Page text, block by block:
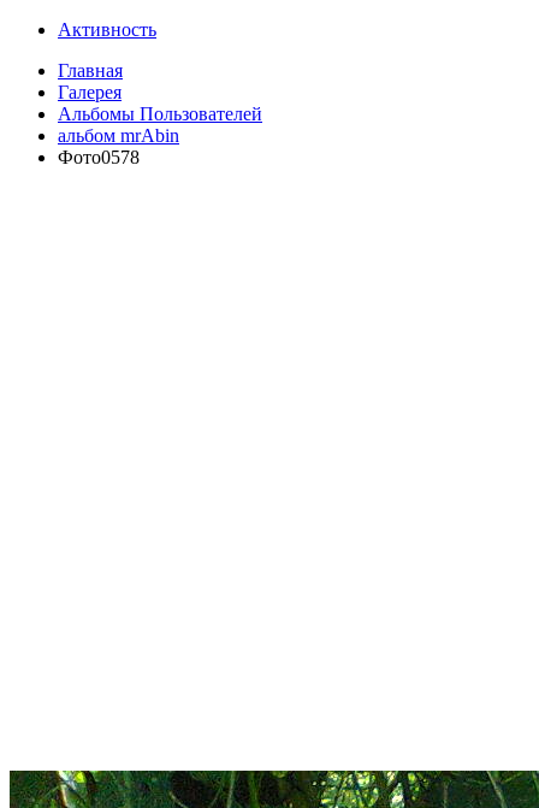
Активность
Главная
Галерея
Альбомы Пользователей
альбом mrAbin
Фото0578